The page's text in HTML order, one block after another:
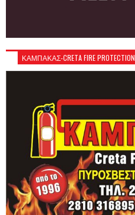
ΚΑΜΠΑΚΑΣ-CRETA FIRE PROTECTION